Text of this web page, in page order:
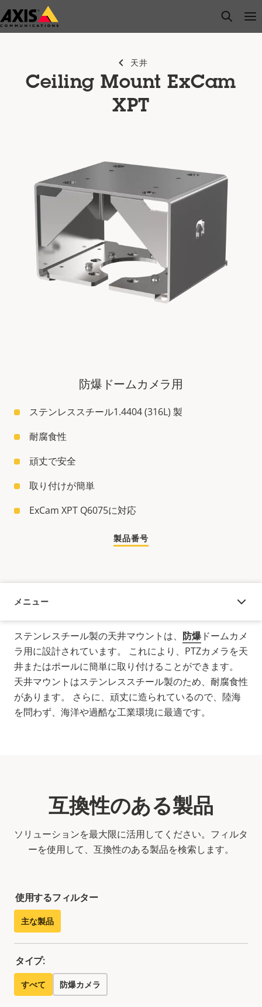
メ
イ
open
天井
Ceiling Mount ExCam
XPT
防爆ドームカメラ用
ステンレススチール1.4404 (316L) 製
耐腐食性
頑丈で安全
取り付けが簡単
ExCam XPT Q6075に対応
製品番号
メニュー
概要
ステンレスチール製の天井マウントは、 防爆 ドームカメ
ラ用に設計されています。 これにより、PTZカメラを天
井またはポールに簡単に取り付けることができます。
天井マウントはステンレススチール製のため、耐腐食性
があります。 さらに、頑丈に造られているので、陸海
を問わず、海洋や過酷な工業環境に最適です。
互換性のある製品
ソリューションを最大限に活用してください。フィルタ
ーを使用して、互換性のある製品を検索します。
使用するフィルター
主な製品
タイプ:
すべて 防爆カメラ